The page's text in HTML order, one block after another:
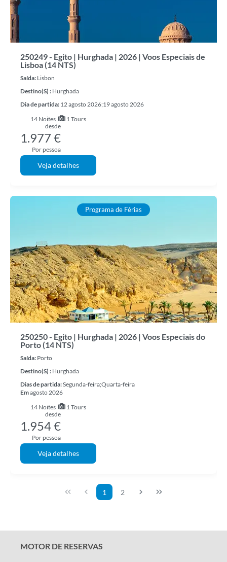
250249 - Egito | Hurghada | 2026 | Voos Especiais de
Lisboa (14 NTS)
Saída: Lisbon
Destino(s) : Hurghada
Dia de partida: 12 agosto 2026;19 agosto 2026
14 Noites
1 Tours
desde
1.977 €
Por pessoa
Veja detalhes
Programa de Férias
250250 - Egito | Hurghada | 2026 | Voos Especiais do
Porto (14 NTS)
Saída: Porto
Destino(s) : Hurghada
Dias de partida:Segunda-feira;Quarta-feira
Emagosto 2026
14 Noites
1 Tours
desde
1.954 €
Por pessoa
Veja detalhes
1 2
MOTOR DE RESERVAS